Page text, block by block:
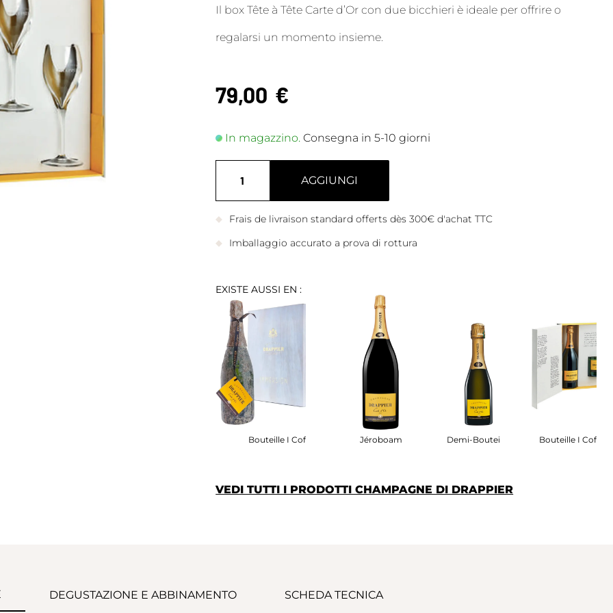
Il box Tête à Tête Carte d’Or con due bicchieri è ideale per offrire o
regalarsi un momento insieme.
79,00 €
In magazzino.Consegna in 5-10 giorni
AGGIUNGI
Frais de livraison standard offerts dès 300€ d'achat TTC
Imballaggio accurato a prova di rottura
EXISTE AUSSI EN :
Bouteille I Coffret Jéroboam Demi-Bouteille Bouteille I Coffret
VEDI TUTTI I PRODOTTI CHAMPAGNE DI DRAPPIER
DEGUSTAZIONE E ABBINAMENTO SCHEDA TECNICA